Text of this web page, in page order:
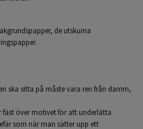
de utskurna
ska sitta på måste vara ren från damm,
fäst över motivet för att underlätta
som när man sätter upp ett